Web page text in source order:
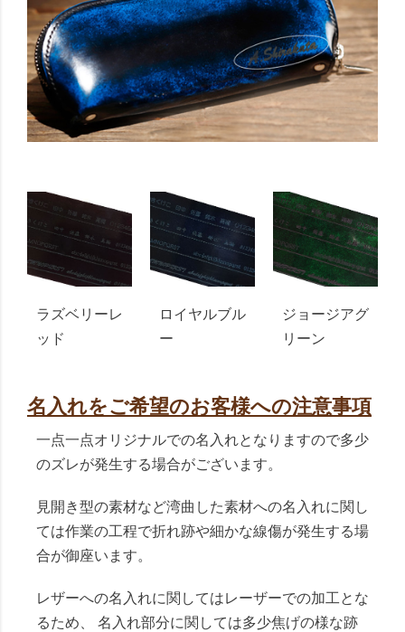
ラズベリーレ
ッド
ロイヤルブル
ー
ジョージアグ
リーン
名入れをご希望のお客様への注意事項
一点一点オリジナルでの名入れとなりますので多少
のズレが発生する場合がございます。
見開き型の素材など湾曲した素材への名入れに関し
ては作業の工程で折れ跡や細かな線傷が発生する場
合が御座います。
レザーへの名入れに関してはレーザーでの加工とな
るため、 名入れ部分に関しては多少焦げの様な跡